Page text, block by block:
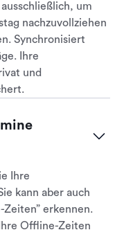
um
nachzuvollziehen
Synchronisiert
Ihre
und
Ihre
kann aber auch
erkennen.
Offline-Zeiten